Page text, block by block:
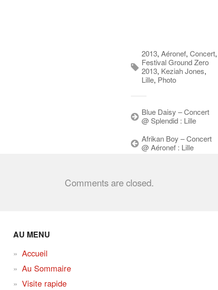
2013, Aéronef, Concert,
Festival Ground Zero
2013, Keziah Jones,
Lille, Photo
Blue Daisy – Concert
@ Splendid : Lille
Afrikan Boy – Concert
@ Aéronef : Lille
Comments are closed.
AU MENU
Accueil
Au Sommaire
Visite rapide